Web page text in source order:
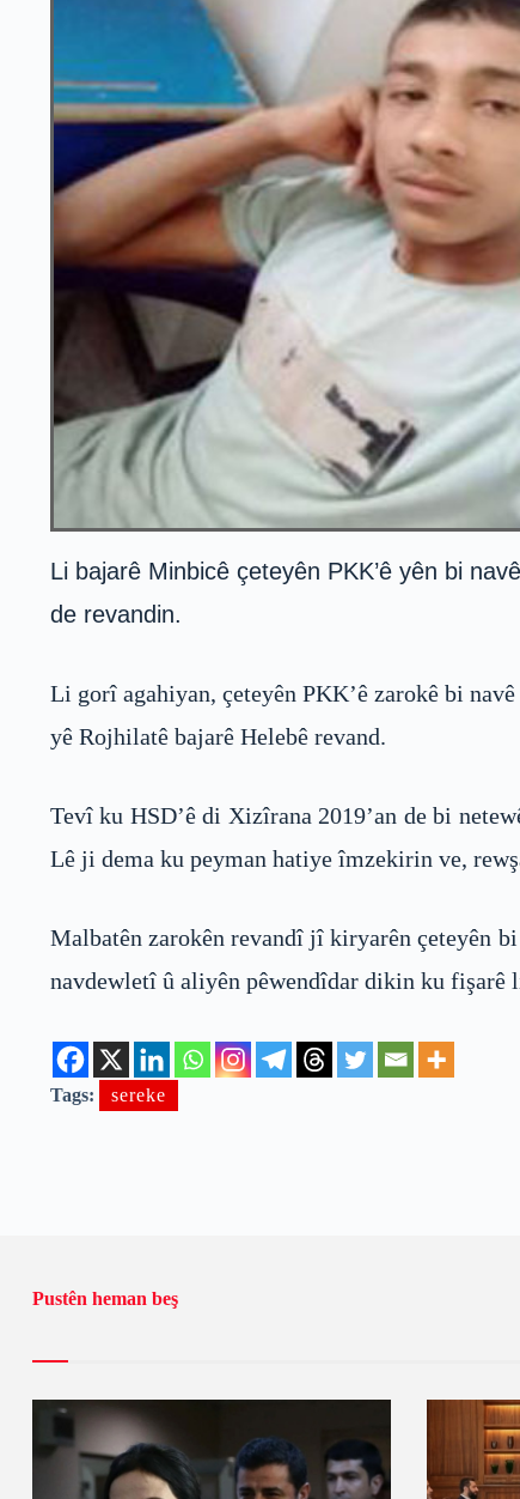
Li bajarê Minbicê çeteyên PKK’ê yên bi
de revandin.
Li gorî agahiyan, çeteyên PKK’ê zarokê bi
yê Rojhilatê bajarê Helebê revand.
Tevî ku HSD’ê di Xizîrana 2019’an de bi
Lê ji dema ku peyman hatiye îmzekirin ve,
Malbatên zarokên revandî jî kiryarên çeteyên
navdewletî û aliyên pêwendîdar dikin ku fişarê
Tags: sereke
Pustên heman beş